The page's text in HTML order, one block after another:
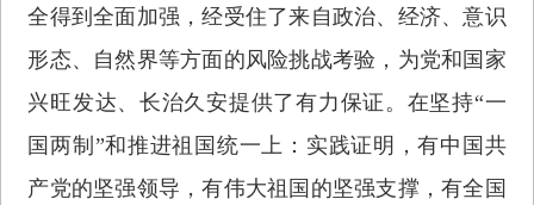
全得到全面加强，经受住了来自政治、经济、意识
形态、自然界等方面的风险挑战考验，为党和国家
兴旺发达、长治久安提供了有力保证。在坚持“一
国两制”和推进祖国统一上：实践证明，有中国共
产党的坚强领导，有伟大祖国的坚强支撑，有全国